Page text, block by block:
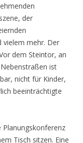
der
vielem mehr. Der
dem Steintor, an
ist
nicht für Kinder,
beeinträchtigte
Tisch sitzen. Eine